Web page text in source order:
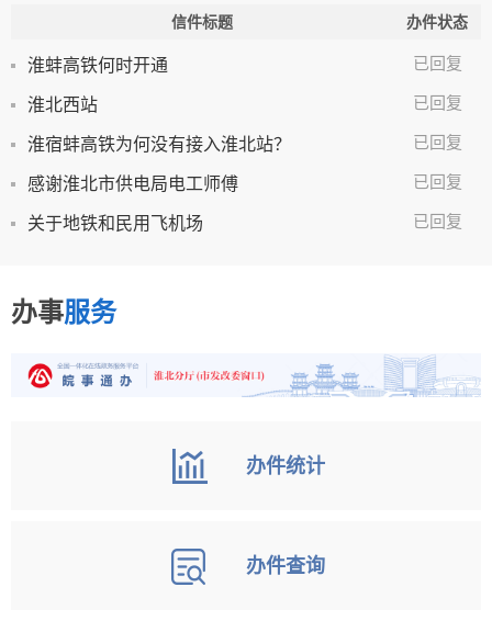
信件标题 办件状态
淮蚌高铁何时开通 已回复
淮北西站 已回复
淮宿蚌高铁为何没有接入淮北站？ 已回复
感谢淮北市供电局电工师傅 已回复
关于地铁和民用飞机场 已回复
办事服务
办件统计
办件查询